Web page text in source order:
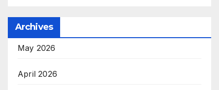
Archives
May 2026
April 2026